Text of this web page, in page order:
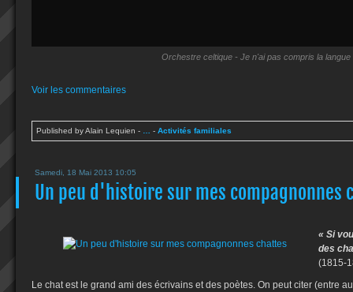
Orchestre celtique - Je n'ai pas compris la langue
Voir les commentaires
Published by Alain Lequien - … - Activités familiales
Samedi, 18 Mai 2013 10:05
Un peu d'histoire sur mes compagnonnes
« Si
des
(1815-
Le chat est le grand ami des écrivains et des poètes. On peut citer (entre